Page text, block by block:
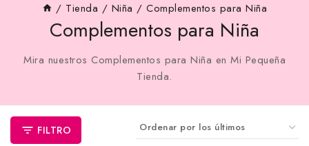
/ Tienda / Niña / Complementos para Niña
Complementos para Niña
Mira nuestros Complementos para Niña en Mi Pequeña
Tienda.
FILTRO